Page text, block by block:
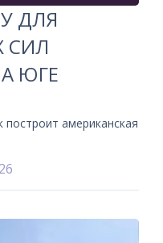
ДЛЯ
СИЛ
ЮГЕ
американская